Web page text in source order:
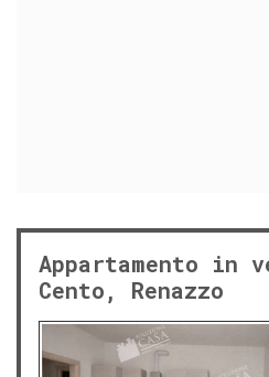
Appartamento in
Cento, Renazzo